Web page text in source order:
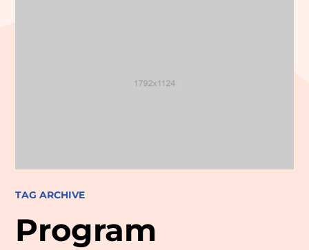
TAG ARCHIVE
Program